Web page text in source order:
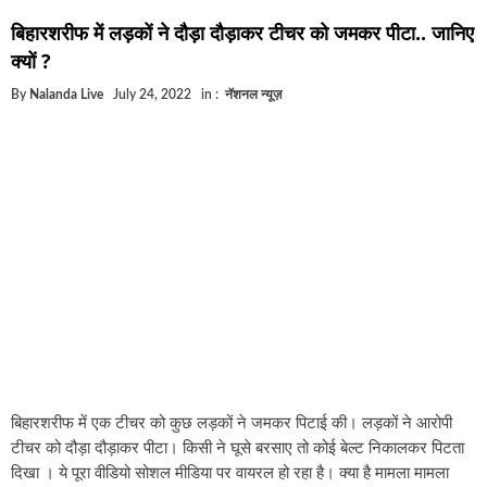
बिहार में एक और सिक्स लेन की मंजूरी.. जानिए किन-किन जिलों से
क्रिकेटर ईशान किशन की शादी फिक्स, गर्लफ्रेंड से होगी शादी.. ईशान के
बिहारशरीफ में लड़कों ने दौड़ा दौड़ाकर टीचर को जमकर पीटा.. जानिए
क्यों ?
By Nalanda Live July 24, 2022 in : नॅशनल न्यूज़
बिहारशरीफ में एक टीचर को कुछ लड़कों ने जमकर पिटाई की। लड़कों ने आरोपी
टीचर को दौड़ा दौड़ाकर पीटा। किसी ने घूसे बरसाए तो कोई बेल्ट निकालकर पिटता
दिखा । ये पूरा वीडियो सोशल मीडिया पर वायरल हो रहा है। क्या है मामला मामला